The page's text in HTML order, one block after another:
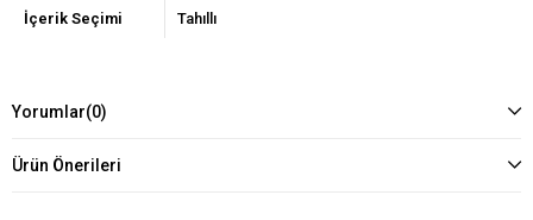
İçerik Seçimi Tahıllı
Yorumlar(0)
Ürün Önerileri